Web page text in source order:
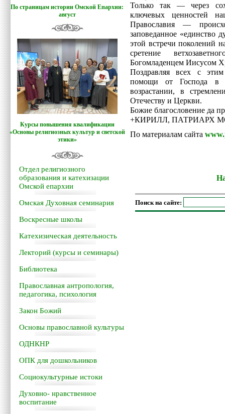
По страницам истории Омской Епархии:
август
Курсы повышения квалификации
«Основы религиозных культур и светской
этики»
Отдел религиозного
образования и катехизации
Омской епархии
Омская Духовная семинария
Воскресные школы
Катехизическая деятельность
Лекторий (курсы и семинары)
Библиотека
Православная антропология,
педагогика, психология
Закон Божий
Основы православной культуры
ОДНКНР
ОПК для дошкольников
Социокультурные истоки
Духовно- нравственное
воспитание
Только так — через
ключевых ценностей
Православия —
заповеданное «единство
этой встречи поколений
сретение
Богомладенцем Иисусом
Поздравляя всех с
помощи от Господа в
возрастании, в
Отечеству и Церкви.
Божие благословение да
+КИРИЛЛ, ПАТРИАРХ
По материалам сайта
Поиск на сайте: